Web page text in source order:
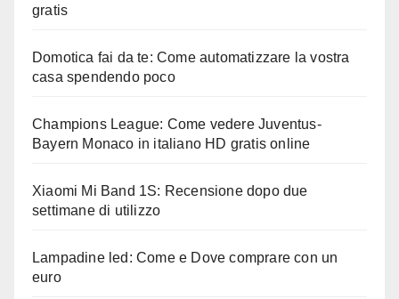
gratis
Domotica fai da te: Come automatizzare la vostra
casa spendendo poco
Champions League: Come vedere Juventus-
Bayern Monaco in italiano HD gratis online
Xiaomi Mi Band 1S: Recensione dopo due
settimane di utilizzo
Lampadine led: Come e Dove comprare con un
euro